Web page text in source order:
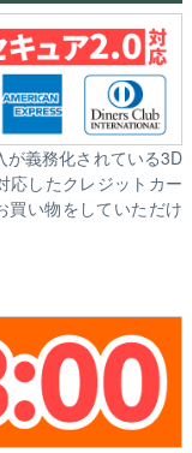
が義務化されている3D
応したクレジットカー
買い物をしていただけ